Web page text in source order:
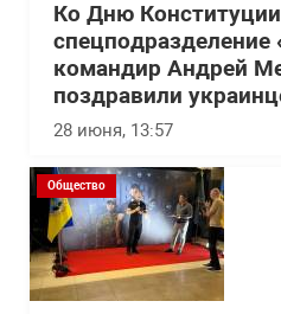
Ко Дню
спецподразделение
командир Андрей
поздравили
28 июня, 13:57
Общество